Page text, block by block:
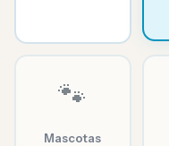
🐾
Mascotas